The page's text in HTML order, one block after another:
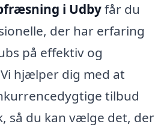
i Udbyfår du
der har erfaring
på effektiv og
hjælper dig med at
tilbud
så du kan vælge det, der